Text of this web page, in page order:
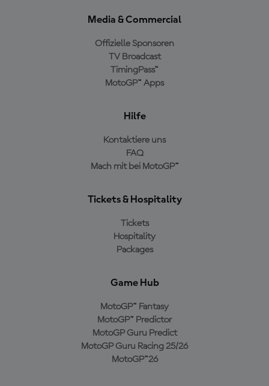
Media & Commercial
Offizielle Sponsoren
TV Broadcast
TimingPass™
MotoGP™ Apps
Hilfe
Kontaktiere uns
FAQ
Mach mit bei MotoGP™
Tickets & Hospitality
Tickets
Hospitality
Packages
Game Hub
MotoGP™ Fantasy
MotoGP™ Predictor
MotoGP Guru Predict
MotoGP Guru Racing 25/26
MotoGP™26